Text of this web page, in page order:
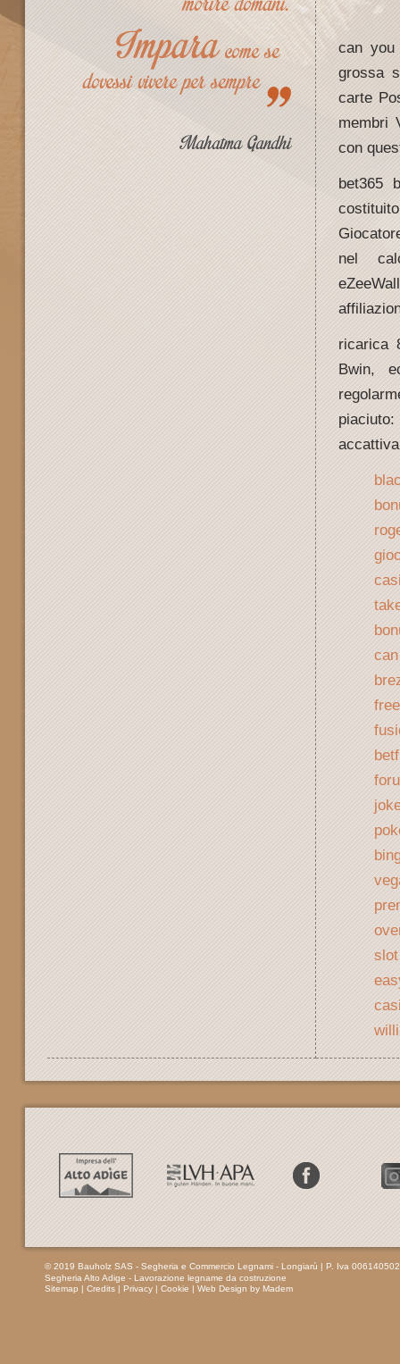
can
grossa
carte
membri
con
bet365
nel
ricarica
Bwin,
© 2019 Bauholz SAS - Segheria e Commercio Legnami - Longiarù | P. Iva
Segheria Alto Adige - Lavorazione legname da costruzione
Sitemap | Credits | Privacy | Cookie | Web Design by Madem